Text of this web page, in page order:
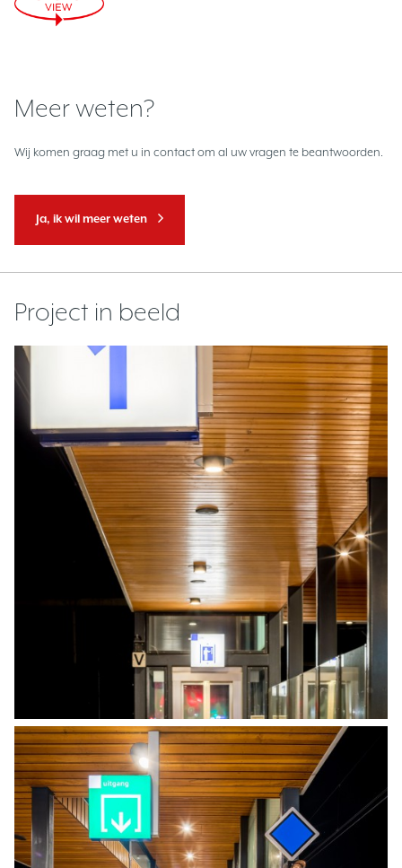
Meer weten?
Wij komen graag met u in contact om al uw vragen te beantwoorden.
Ja, ik wil meer weten
Project in beeld